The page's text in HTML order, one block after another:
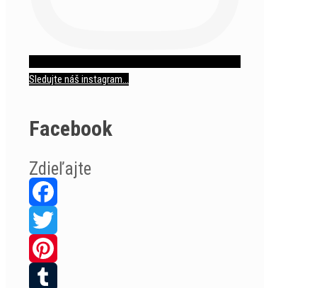
Sledujte náš instagram...
Facebook
Zdieľajte
Facebook
Twitter
Pinterest